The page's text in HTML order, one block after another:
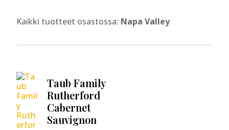
Kaikki tuotteet osastossa: Napa Valley
Taub Family
Rutherford
Cabernet
Sauvignon